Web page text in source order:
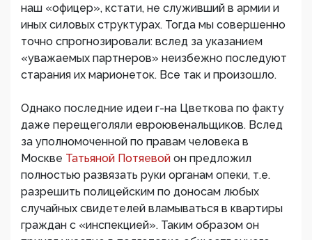
наш «офицер», кстати, не служивший в армии и
иных силовых структурах. Тогда мы совершенно
точно спрогнозировали: вслед за указанием
«уважаемых партнеров» неизбежно последуют
старания их марионеток. Все так и произошло.
Однако последние идеи г-на Цветкова по факту
даже перещеголяли евроювенальщиков. Вслед
за уполномоченной по правам человека в
Москве Татьяной Потяевой он предложил
полностью развязать руки органам опеки, т.е.
разрешить полицейским по доносам любых
случайных свидетелей вламываться в квартиры
граждан с «инспекцией». Таким образом он